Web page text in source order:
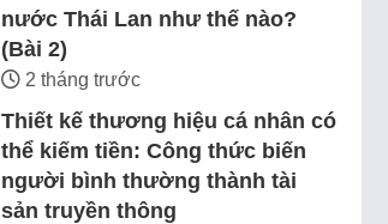
nước Thái Lan như thế nào?
(Bài 2)
2 tháng trước
Thiết kế thương hiệu cá nhân có
thể kiếm tiền: Công thức biến
người bình thường thành tài
sản truyền thông